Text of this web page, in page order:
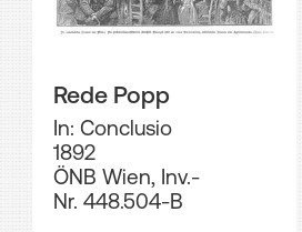
Rede Popp
In: Conclusio
1892
ÖNB Wien, Inv.-
Nr. 448.504-B